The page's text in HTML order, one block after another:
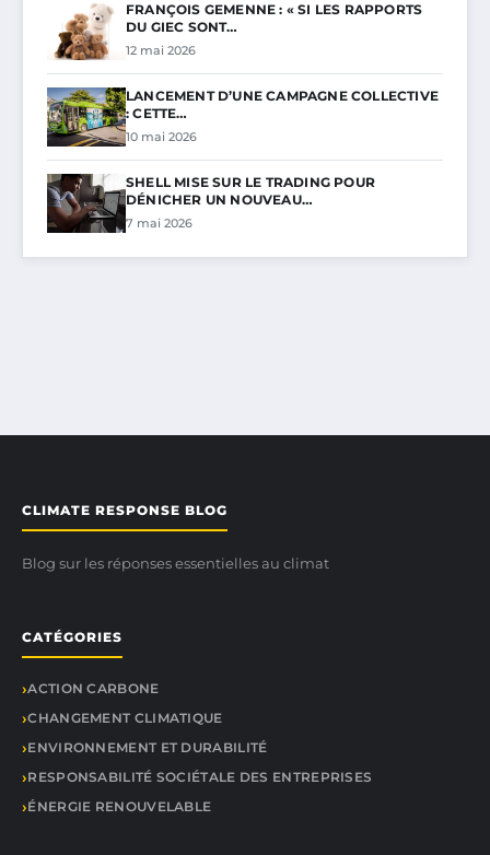
FRANÇOIS GEMENNE : « SI LES RAPPORTS
DU GIEC SONT…
12 mai 2026
LANCEMENT D’UNE CAMPAGNE COLLECTIVE
: CETTE…
10 mai 2026
SHELL MISE SUR LE TRADING POUR
DÉNICHER UN NOUVEAU…
7 mai 2026
CLIMATE RESPONSE BLOG
Blog sur les réponses essentielles au climat
CATÉGORIES
ACTION CARBONE
CHANGEMENT CLIMATIQUE
ENVIRONNEMENT ET DURABILITÉ
RESPONSABILITÉ SOCIÉTALE DES ENTREPRISES
ÉNERGIE RENOUVELABLE